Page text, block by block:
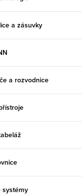
a zásuvky
a rozvodnice
systémy